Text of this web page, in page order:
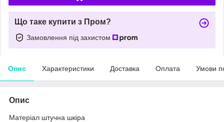
Що таке купити з Пром?
Замовлення під захистом
Опис Характеристики Доставка Оплата Умови
Опис
Матеріал штучна шкіра